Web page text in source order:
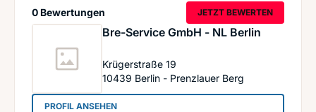
Bre-Service GmbH - NL Berlin
Krügerstraße 19
10439 Berlin - Prenzlauer Berg
0 Bewertungen JETZT BEWERTEN
PROFIL ANSEHEN: Bre-Service GmbH - NL Berlin